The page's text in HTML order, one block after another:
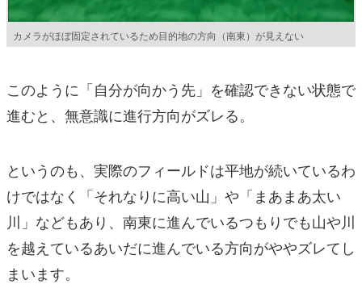
カメラがほぼ固定されているため目的地の方向（南東）が見えない
このように「自分が向かう先」を確認できない状態で
進むと、無意識に進行方向がズレる。
というのも、実際のフィールドは平地が続いているわ
けではなく「それなりに高い山」や「まあまあ太い
川」などもあり、南東に進んでいるつもりでも山や川
を越えているあいだに進んでいる方向がややズレてし
まいます。